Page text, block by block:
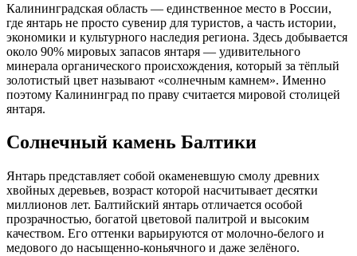
Калининградская область — единственное место в России,
где янтарь не просто сувенир для туристов, а часть истории,
экономики и культурного наследия региона. Здесь добывается
около 90% мировых запасов янтаря — удивительного
минерала органического происхождения, который за тёплый
золотистый цвет называют «солнечным камнем». Именно
поэтому Калининград по праву считается мировой столицей
янтаря.
Солнечный камень Балтики
Янтарь представляет собой окаменевшую смолу древних
хвойных деревьев, возраст которой насчитывает десятки
миллионов лет. Балтийский янтарь отличается особой
прозрачностью, богатой цветовой палитрой и высоким
качеством. Его оттенки варьируются от молочно-белого и
медового до насыщенно-коньячного и даже зелёного.